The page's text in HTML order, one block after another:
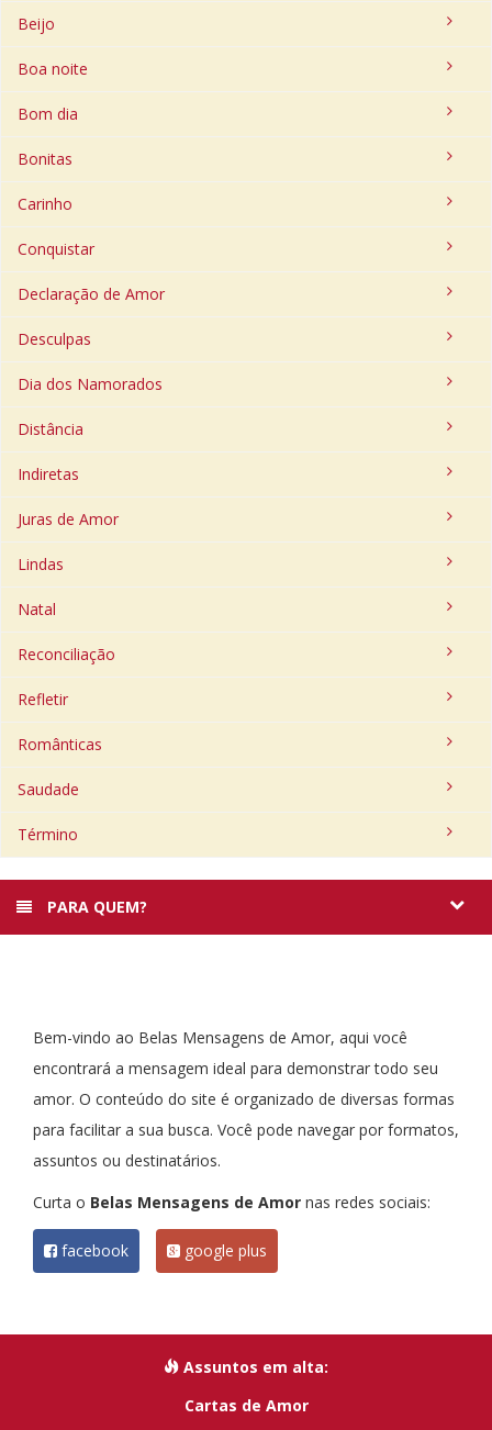
Beijo
Boa noite
Bom dia
Bonitas
Carinho
Conquistar
Declaração de Amor
Desculpas
Dia dos Namorados
Distância
Indiretas
Juras de Amor
Lindas
Natal
Reconciliação
Refletir
Românticas
Saudade
Término
PARA QUEM?
Bem-vindo ao Belas Mensagens de Amor, aqui você
encontrará a mensagem ideal para demonstrar todo seu
amor. O conteúdo do site é organizado de diversas formas
para facilitar a sua busca. Você pode navegar por formatos,
assuntos ou destinatários.
Curta o Belas Mensagens de Amor nas redes sociais:
facebook google plus
Assuntos em alta:
Cartas de Amor